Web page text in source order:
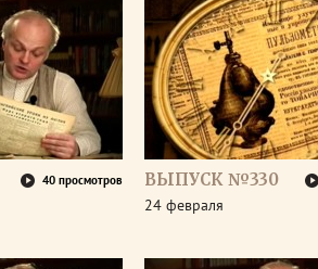
40 просмотров ВЫПУСК №330
24 февраля